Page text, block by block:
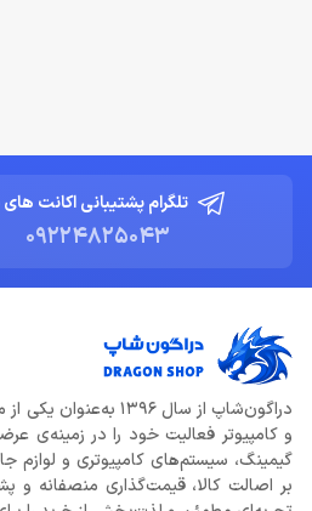
تلگرام پشتیبانی اکانت های
09224825043
دراگون‌شاپ از سال
و کامپیوتر فعالیت خود را در زمینه‌ی
گیمینگ، سیستم‌های کامپیوتری و لوازم
بر اصالت کالا، قیمت‌گذاری منصفانه و